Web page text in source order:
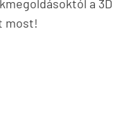
a 3D
most!